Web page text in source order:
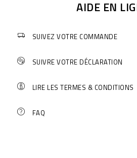
AIDE EN
SUIVEZ VOTRE COMMANDE
SUIVRE VOTRE DÉCLARATION
LIRE LES TERMES & CONDITIONS
FAQ